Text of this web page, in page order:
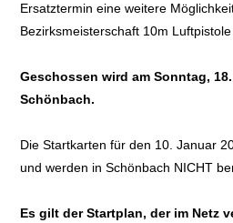
Ersatztermin eine weitere
Bezirksmeisterschaft 10m
Geschossen wird am Sonntag,
Schönbach.
Die Startkarten für den 10. Januar
und werden in Schönbach NICHT
Es gilt der Startplan, der im Netz